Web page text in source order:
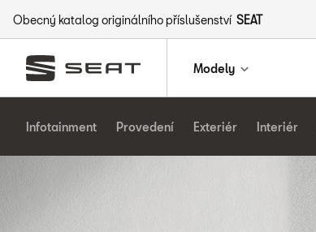
Obecný katalog originálního příslušenství SEAT
Modely
Infotainment Provedení Exteriér Interiér